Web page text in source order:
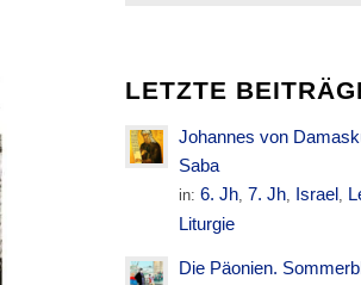
LETZTE
Johannes von
Saba
in:6. Jh, 7. Jh, Israel,
Liturgie
Die Päonien.